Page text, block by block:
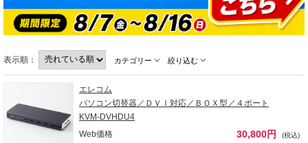
表示順： カテゴリー 絞り込む
エレコム
パソコン切替器／ＤＶＩ対応／ＢＯＸ型／４ポート
KVM-DVHDU4
Web価格
30,800円 (税込)